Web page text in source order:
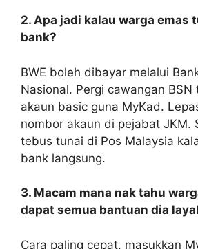
2. Apa jadi kalau warga emas
bank?
BWE boleh dibayar melalui
Nasional. Pergi cawangan
akaun basic guna MyKad.
nombor akaun di pejabat JKM.
tebus tunai di Pos Malaysia
bank langsung.
3. Macam mana nak tahu
dapat semua bantuan dia
Cara paling cepat, masukkan